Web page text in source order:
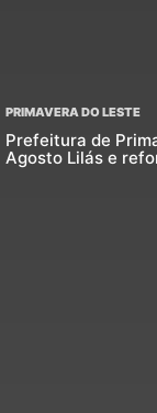
PRIMAVERA DO LESTE
Prefeitura de
Agosto Lilás e